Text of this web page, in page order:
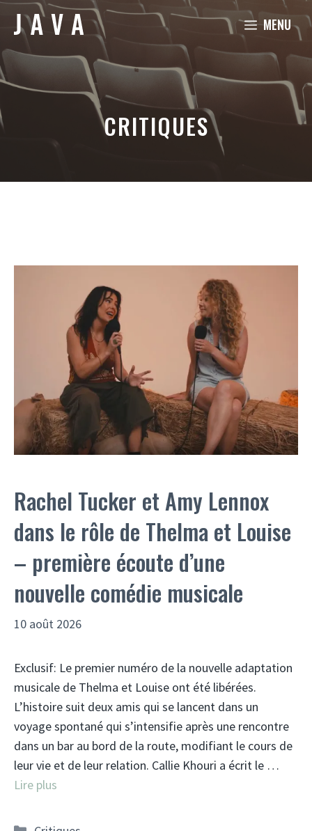
Aller
contenu
MENU
CRITIQUES
Rachel Tucker et Amy Lennox
dans le rôle de Thelma et Louise
– première écoute d’une
nouvelle comédie musicale
10 août 2026
Exclusif: Le premier numéro de la nouvelle adaptation
musicale de Thelma et Louise ont été libérées.
L’histoire suit deux amis qui se lancent dans un
voyage spontané qui s’intensifie après une rencontre
dans un bar au bord de la route, modifiant le cours de
leur vie et de leur relation. Callie Khouri a écrit le …
Lire plus